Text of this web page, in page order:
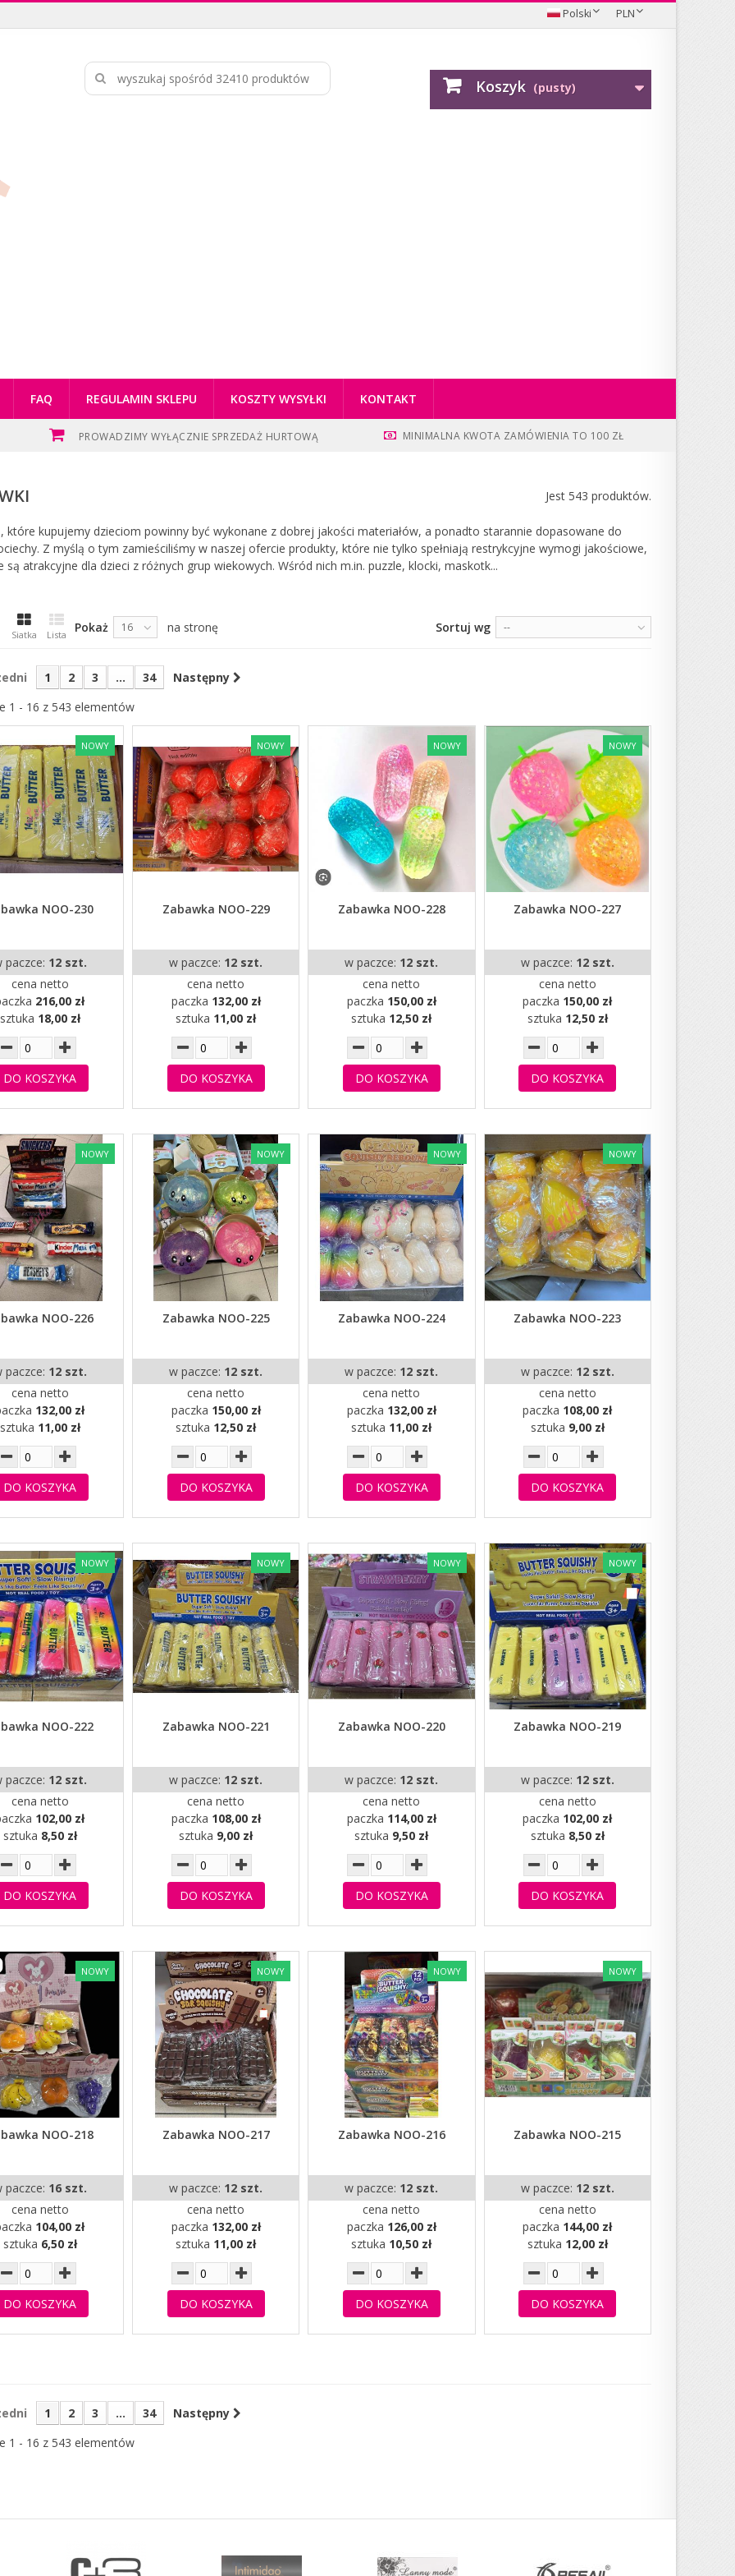
PLN
Polski
Koszyk (pusty)
FAQ REGULAMIN SKLEPU KOSZTY WYSYŁKI KONTAKT
PROWADZIMY WYŁĄCZNIE SPRZEDAŻ HURTOWĄ MINIMALNA KWOTA ZAMÓWIENIA TO 100 ZŁ
Jest 543 produktów.
które kupujemy dzieciom powinny być wykonane z dobrej jakości materiałów, a ponadto starannie dopasowane do
Z myślą o tym zamieściliśmy w naszej ofercie produkty, które nie tylko spełniają restrykcyjne wymogi jakościowe,
są atrakcyjne dla dzieci z różnych grup wiekowych. Wśród nich m.in. puzzle, klocki, maskotk...
Siatka Lista Sortuj wg --
Pokaż 16 na stronę
1 2 3 ... 34
Następny
1 - 16 z 543 elementów
NOWY
NOO-230
paczce: 12 szt.
cena netto
216,00 zł
sztuka 18,00 zł
DO KOSZYKA
NOWY
Zabawka NOO-229
w paczce: 12 szt.
cena netto
paczka 132,00 zł
sztuka 11,00 zł
DO KOSZYKA
NOWY
Zabawka NOO-228
w paczce: 12 szt.
cena netto
paczka 150,00 zł
sztuka 12,50 zł
DO KOSZYKA
NOWY
Zabawka NOO-227
w paczce: 12 szt.
cena netto
paczka 150,00 zł
sztuka 12,50 zł
DO KOSZYKA
NOWY
NOO-226
paczce: 12 szt.
cena netto
132,00 zł
sztuka 11,00 zł
DO KOSZYKA
NOWY
Zabawka NOO-225
w paczce: 12 szt.
cena netto
paczka 150,00 zł
sztuka 12,50 zł
DO KOSZYKA
NOWY
Zabawka NOO-224
w paczce: 12 szt.
cena netto
paczka 132,00 zł
sztuka 11,00 zł
DO KOSZYKA
NOWY
Zabawka NOO-223
w paczce: 12 szt.
cena netto
paczka 108,00 zł
sztuka 9,00 zł
DO KOSZYKA
NOWY
NOO-222
paczce: 12 szt.
cena netto
102,00 zł
sztuka 8,50 zł
DO KOSZYKA
NOWY
Zabawka NOO-221
w paczce: 12 szt.
cena netto
paczka 108,00 zł
sztuka 9,00 zł
DO KOSZYKA
NOWY
Zabawka NOO-220
w paczce: 12 szt.
cena netto
paczka 114,00 zł
sztuka 9,50 zł
DO KOSZYKA
NOWY
Zabawka NOO-219
w paczce: 12 szt.
cena netto
paczka 102,00 zł
sztuka 8,50 zł
DO KOSZYKA
NOWY
NOO-218
paczce: 16 szt.
cena netto
104,00 zł
sztuka 6,50 zł
DO KOSZYKA
NOWY
Zabawka NOO-217
w paczce: 12 szt.
cena netto
paczka 132,00 zł
sztuka 11,00 zł
DO KOSZYKA
NOWY
Zabawka NOO-216
w paczce: 12 szt.
cena netto
paczka 126,00 zł
sztuka 10,50 zł
DO KOSZYKA
NOWY
Zabawka NOO-215
w paczce: 12 szt.
cena netto
paczka 144,00 zł
sztuka 12,00 zł
DO KOSZYKA
1 2 3 ... 34
Następny
1 - 16 z 543 elementów